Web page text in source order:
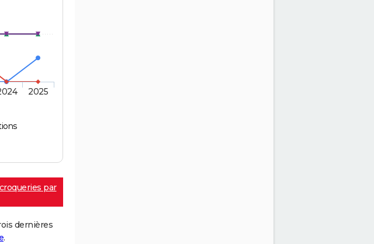
2025
par
dernières
.